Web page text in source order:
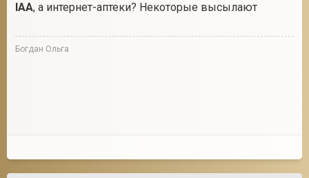
IAA, а интернет-аптеки? Некоторые высылают
Богдан Ольга